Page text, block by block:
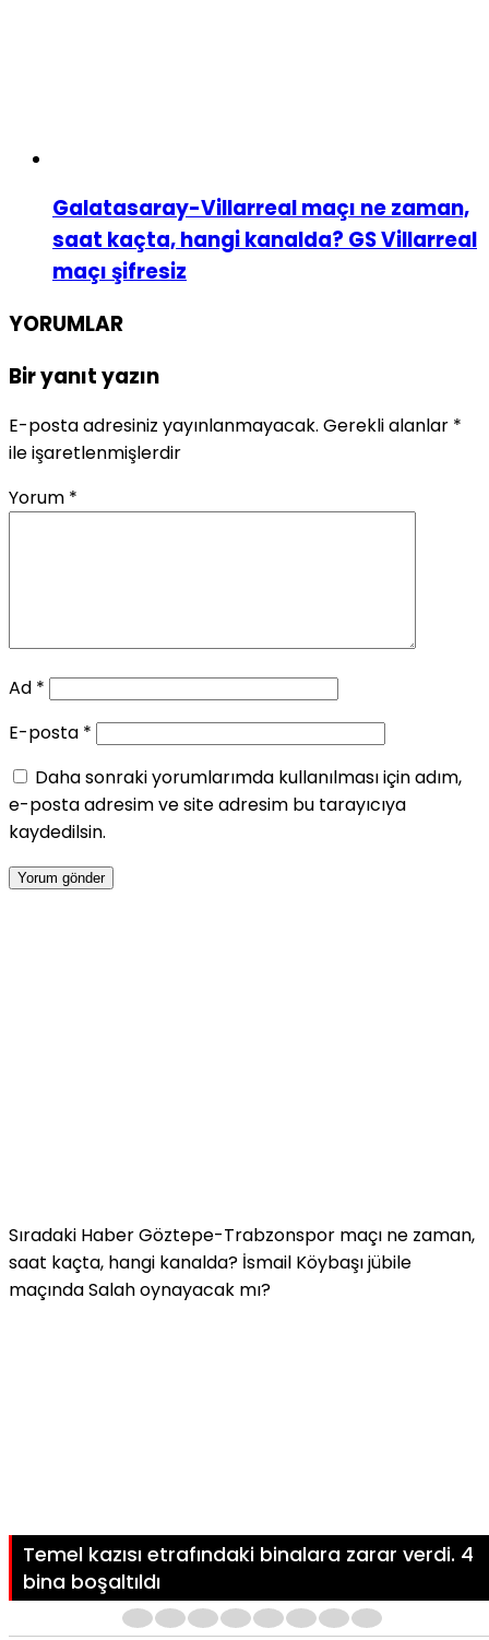
Galatasaray-Villarreal maçı ne zaman,
saat kaçta, hangi kanalda? GS Villarreal
maçı şifresiz
YORUMLAR
Bir yanıt yazın
E-posta adresiniz yayınlanmayacak. Gerekli alanlar *
ile işaretlenmişlerdir
Yorum *
Ad *
E-posta *
Daha sonraki yorumlarımda kullanılması için adım,
e-posta adresim ve site adresim bu tarayıcıya
kaydedilsin.
Sıradaki HaberGöztepe-Trabzonspor maçı ne zaman,
saat kaçta, hangi kanalda? İsmail Köybaşı jübile
maçında Salah oynayacak mı?
Temel kazısı etrafındaki binalara zarar verdi. 4
bina boşaltıldı